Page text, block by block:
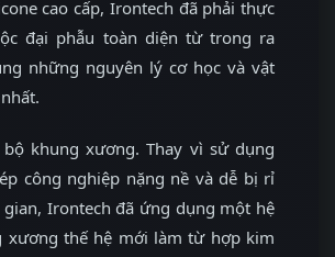
cao cấp, Irontech đã phải thực
đại phẫu toàn diện từ trong ra
những nguyên lý cơ học và vật
khung xương. Thay vì sử dụng
công nghiệp nặng nề và dễ bị rỉ
Irontech đã ứng dụng một hệ
xương thế hệ mới làm từ hợp kim